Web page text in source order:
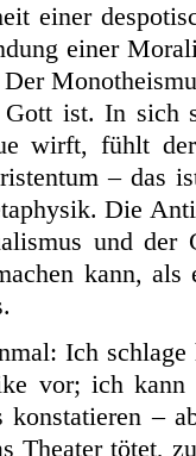
einer
einer
ist. In sich
wirft, fühlt
– das
Die
und der
kann,
Ich
vor; ich kann
konstatieren –
Theater tötet,